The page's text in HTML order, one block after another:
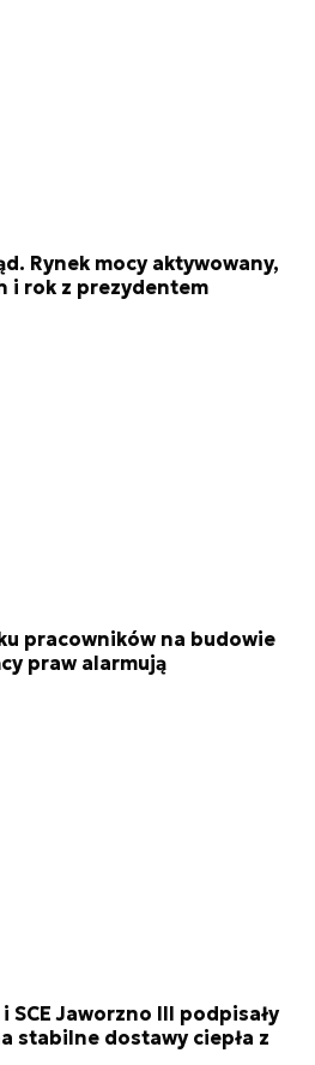
Rynek mocy aktywowany,
i rok z prezydentem
pracowników na budowie
praw alarmują
Jaworzno III podpisały
stabilne dostawy ciepła z